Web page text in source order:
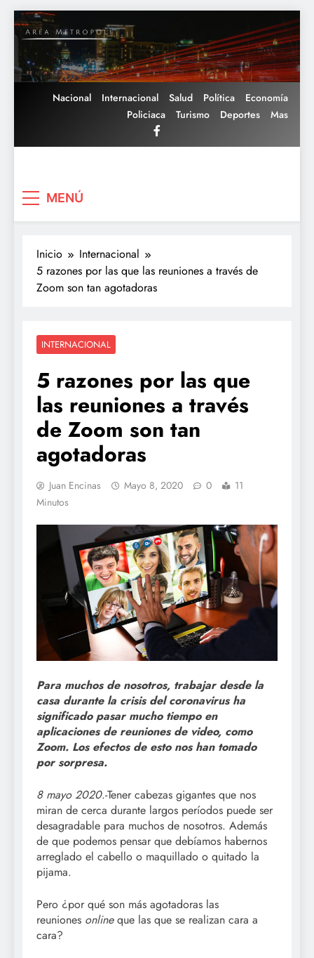
Saltar
al
contenido
Nacional Internacional Salud Política
Economía
Policiaca
Turismo Deportes Mas
MENÚ
Inicio
Internacional
5 razones por las que las reuniones a través de
Zoom son tan agotadoras
INTERNACIONAL
5 razones por las que
las reuniones a través
de Zoom son tan
agotadoras
Juan Encinas Mayo 8, 2020 0
11
Minutos
Para muchos de nosotros, trabajar desde la
casa durante la crisis del coronavirus ha
significado pasar mucho tiempo en
aplicaciones de reuniones de video, como
Zoom. Los efectos de esto nos han tomado
por sorpresa.
8 mayo 2020.-Tener cabezas gigantes que nos
miran de cerca durante largos períodos puede ser
desagradable para muchos de nosotros. Además
de que podemos pensar que debíamos habernos
arreglado el cabello o maquillado o quitado la
pijama.
Pero ¿por qué son más agotadoras las
reuniones onlineque las que se realizan cara a
cara?